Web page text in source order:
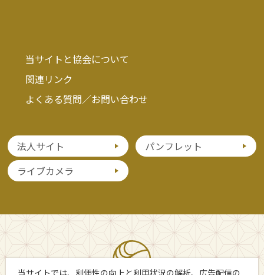
当サイトと協会について
関連リンク
よくある質問／お問い合わせ
法人サイト
パンフレット
ライブカメラ
当サイトでは、利便性の向上と利用状況の解析、広告配信の